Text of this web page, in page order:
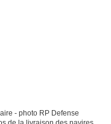
- photo RP Defense